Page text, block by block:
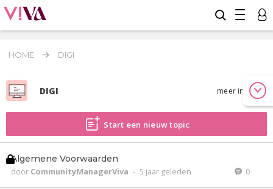
HOME DIGI
DIGI meer info
Start een nieuw topic
Algemene Voorwaarden
door CommunityManagerViva - 5 jaar geleden 0